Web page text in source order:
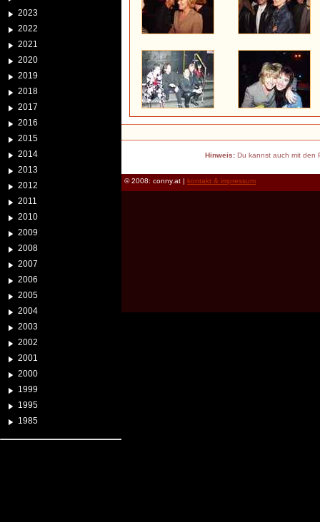
2023
2022
2021
2020
2019
2018
2017
2016
2015
2014
2013
2012
2011
2010
2009
2008
2007
2006
2005
2004
2003
2002
2001
2000
1999
1995
1985
Hinweis:Du kannst auch mit den
© 2008: conny.at | kontakt & impressum